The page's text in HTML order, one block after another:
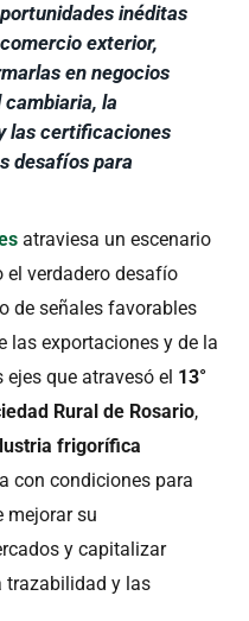
inéditas
exterior,
en negocios
la
las certificaciones
desafíos para
atraviesa un escenario
el verdadero desafío
de señales favorables
las exportaciones y de la
que atravesó el 13°
Rural de Rosario,
frigorífica
con condiciones para
mejorar su
y capitalizar
trazabilidad y las